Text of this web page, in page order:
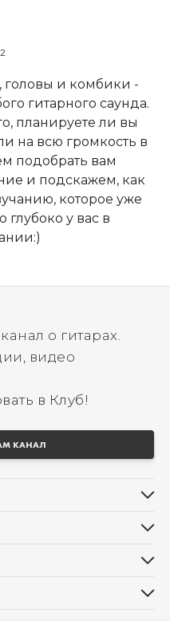
2
головы и комбики -
гитарного саунда.
планируете ли вы
на всю громкость в
подобрать вам
и подскажем, как
которое уже
глубоко у вас в
о гитарах.
видео
в Клуб!
КАНАЛ